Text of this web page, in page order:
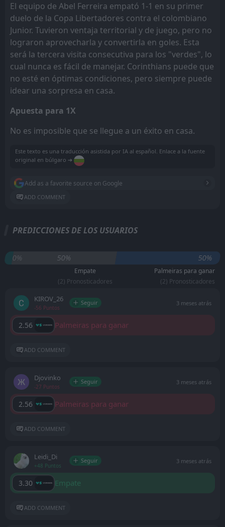
El equipo de Abel Ferreira empató 1-1 en su primer
duelo de la Copa Libertadores contra el colombiano
Junior. Tuvieron ventaja territorial y de juego, pero no
lograron aprovecharla y convertirla en goles. Esta
será la tercera visita consecutiva para los "verdes", lo
cual nunca es fácil de manejar. Corinthians puede que
no esté en óptimas condiciones, pero siempre puede
idear una sorpresa en casa.
Apuesta para 1X
No es imposible que se llegue a un éxito en casa.
Este texto es una traducción asistida por IA al español. Enlace a la fuente
original en búlgaro ➔
Add as a favorite source on Google
ADD COMMENT
PREDICCIONES DE LOS USUARIOS
0% 50% 50%
Empate
(2) Pronosticadores
Palmeiras para ganar
(2) Pronosticadores
KIROV_26
-56 Puntos
Seguir 3 meses atrás
2.56 Palmeiras para ganar
ADD COMMENT
Djovinko
-27 Puntos
Seguir 3 meses atrás
2.56 Palmeiras para ganar
ADD COMMENT
Leidi_Di
+48 Puntos
Seguir 3 meses atrás
3.30 Empate
ADD COMMENT